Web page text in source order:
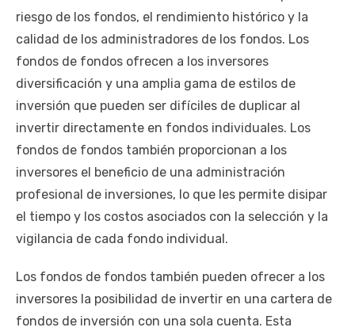
riesgo de los fondos, el rendimiento histórico y la
calidad de los administradores de los fondos. Los
fondos de fondos ofrecen a los inversores
diversificación y una amplia gama de estilos de
inversión que pueden ser difíciles de duplicar al
invertir directamente en fondos individuales. Los
fondos de fondos también proporcionan a los
inversores el beneficio de una administración
profesional de inversiones, lo que les permite disipar
el tiempo y los costos asociados con la selección y la
vigilancia de cada fondo individual.
Los fondos de fondos también pueden ofrecer a los
inversores la posibilidad de invertir en una cartera de
fondos de inversión con una sola cuenta. Esta